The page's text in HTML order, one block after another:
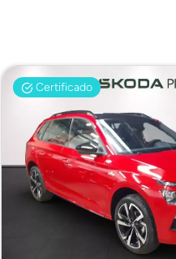
Certificado